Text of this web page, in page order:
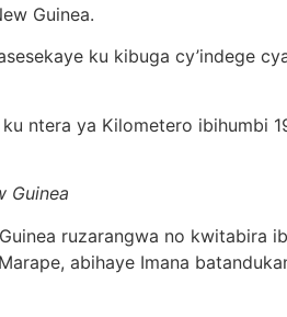
Guinea.
ku kibuga cy’indege
ntera ya Kilometero ibihumbi
Guinea
ruzarangwa no kwitabira
abihaye Imana